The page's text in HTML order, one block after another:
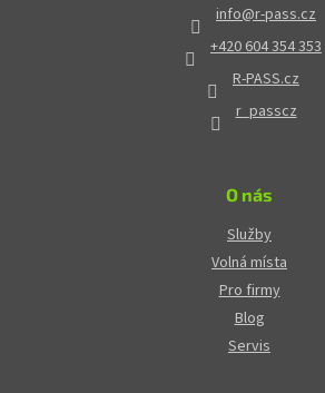
info@r-pass.cz
+420 604 354 353
R-PASS.cz
r_passcz
O nás
Služby
Volná místa
Pro firmy
Blog
Servis